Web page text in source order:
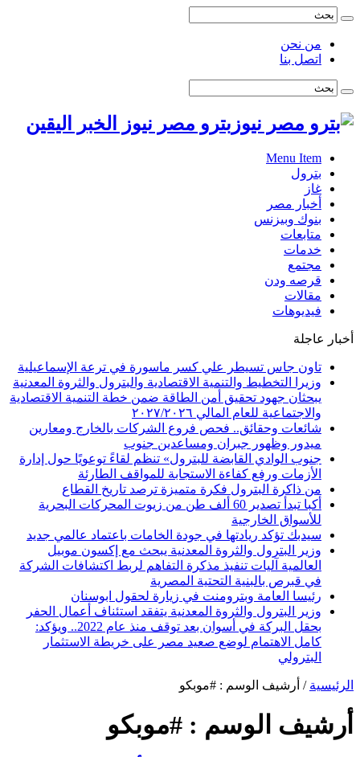
من نحن
اتصل بنا
بترو مصر نيوز الخبر اليقين
Menu Item
بترول
غاز
أخبار مصر
بنوك وبيزنس
متابعات
خدمات
مجتمع
قرصه ودن
مقالات
فيديوهات
أخبار عاجلة
تاون جاس تسيطر علي كسر ماسورة في ترعة الإسماعيلية
وزيرا التخطيط والتنمية الاقتصادية والبترول والثروة المعدنية
يبحثان جهود تحقيق أمن الطاقة ضمن خطة التنمية الاقتصادية
والاجتماعية للعام المالي ٢٠٢٧/٢٠٢٦
شائعات وحقائق.. فحص فروع الشركات بالخارج ومعارين
ميدور وظهور جبران ومساعدين جنوب
جنوب الوادي القابضة للبترول» تنظم لقاءً توعويًا حول إدارة
الأزمات ورفع كفاءة الاستجابة للمواقف الطارئة
من ذاكرة البترول فكرة متميزة ترصد تاريخ القطاع
أكبا تبدأ تصدير 60 ألف طن من زيوت المحركات البحرية
للأسواق الخارجية
سيدبك تؤكد ريادتها في جودة الخامات باعتماد عالمي جديد
وزير البترول والثروة المعدنية يبحث مع إكسون موبيل
العالمية آليات تنفيذ مذكرة التفاهم لربط اكتشافات الشركة
في قبرص بالبنية التحتية المصرية
رئيسا العامة وبترومنت في زيارة لحقول ابوسنان
وزير البترول والثروة المعدنية يتفقد استئناف أعمال الحفر
بحقل البركة في أسوان بعد توقف منذ عام 2022.. ويؤكد:
كامل الاهتمام لوضع صعيد مصر على خريطة الاستثمار
البترولي
الرئيسية / أرشيف الوسم : #موبكو
أرشيف الوسم : #موبكو